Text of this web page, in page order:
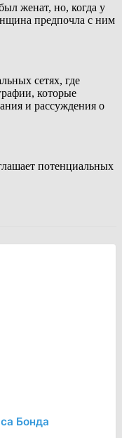
женат, но, когда у
предпочла с ним
сетях, где
которые
и рассуждения о
потенциальных
Бонда